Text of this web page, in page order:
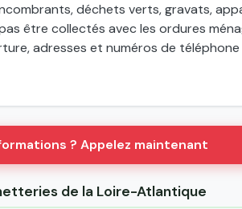
déchets verts, gravats,
être collectés avec les ordures
adresses et numéros de
? Appelez maintenant
de la Loire-Atlantique